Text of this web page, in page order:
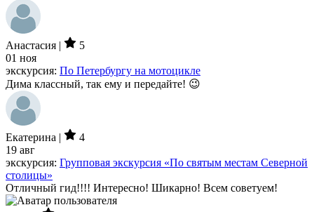
Анастасия |
5
01 ноя
экскурсия: По Петербургу на мотоцикле
Дима классный, так ему и передайте! 😉
Екатерина |
4
19 авг
экскурсия: Групповая экскурсия «По святым местам Северной
столицы»
Отличный гид!!!! Интересно! Шикарно! Всем советуем!